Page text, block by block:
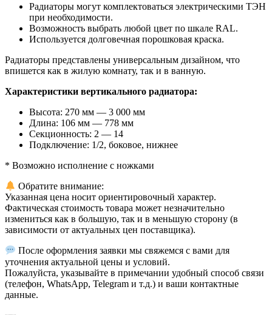
Радиаторы могут комплектоваться электрическими ТЭН
при необходимости.
Возможность выбрать любой цвет по шкале RAL.
Используется долговечная порошковая краска.
Радиаторы представлены универсальным дизайном, что
впишется как в жилую комнату, так и в ванную.
Характеристики вертикального радиатора:
Высота: 270 мм — 3 000 мм
Длина: 106 мм — 778 мм
Секционность: 2 — 14
Подключение: 1/2, боковое, нижнее
* Возможно исполнение с ножками
Обратите внимание:
Указанная цена носит ориентировочный характер.
Фактическая стоимость товара может незначительно
измениться как в большую, так и в меньшую сторону (в
зависимости от актуальных цен поставщика).
После оформления заявки мы свяжемся с вами для
уточнения актуальной цены и условий.
Пожалуйста, указывайте в примечании удобный способ связи
(телефон, WhatsApp, Telegram и т.д.) и ваши контактные
данные.